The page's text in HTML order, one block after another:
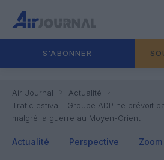
S'ABONNER
Air Journal
Actualité
Trafic estival : Groupe ADP ne prévoit
malgré la guerre au Moyen-Orient
Actualité Perspective Zoom